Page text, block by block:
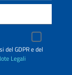
del GDPR e del
Legali